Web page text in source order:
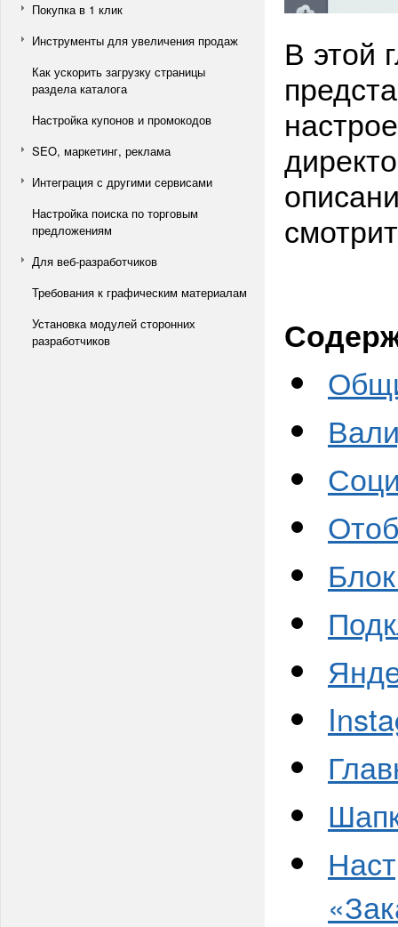
Покупка в 1 клик
Инструменты для увеличения продаж
Как ускорить загрузку страницы
раздела каталога
Настройка купонов и промокодов
SEO, маркетинг, реклама
Интеграция с другими сервисами
Настройка поиска по торговым
предложениям
Для веб-разработчиков
Требования к графическим материалам
Установка модулей сторонних
разработчиков
В этой